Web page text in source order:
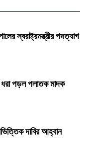
স্বরাষ্ট্রমন্ত্রীর পদত্যাগ
ধরা পড়ল পলাতক মাদক
দাবির আহ্বান